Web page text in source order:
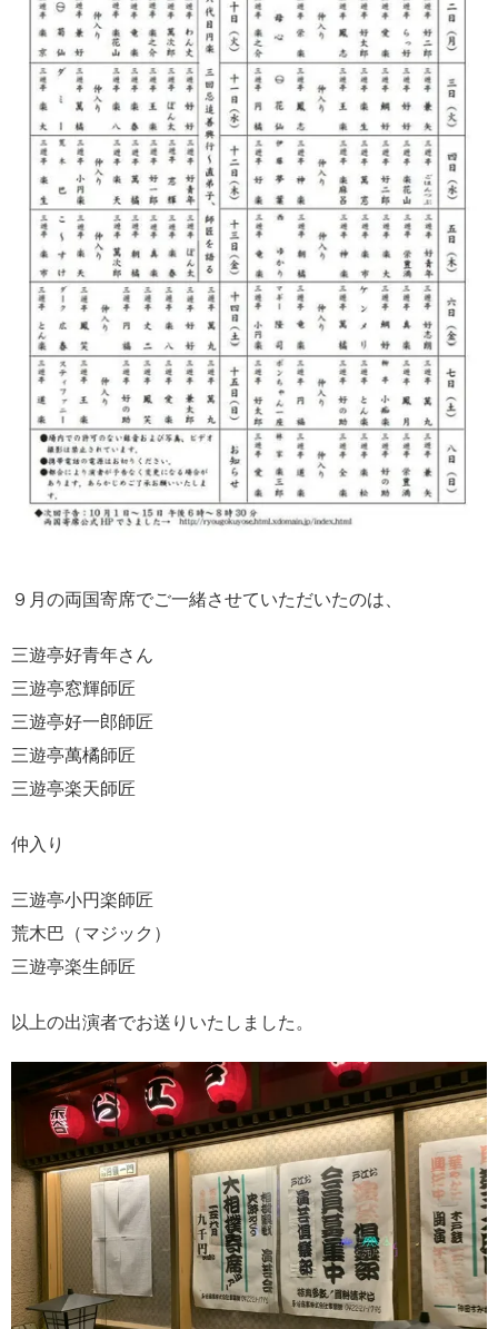
９月の両国寄席でご一緒させていただいたのは、
三遊亭好青年さん
三遊亭窓輝師匠
三遊亭好一郎師匠
三遊亭萬橘師匠
三遊亭楽天師匠
仲入り
三遊亭小円楽師匠
荒木巴（マジック）
三遊亭楽生師匠
以上の出演者でお送りいたしました。